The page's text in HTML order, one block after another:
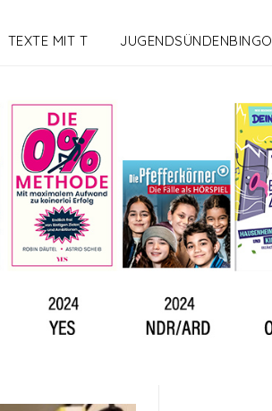
TEXTE MIT T JUGENDSÜNDENBINGO